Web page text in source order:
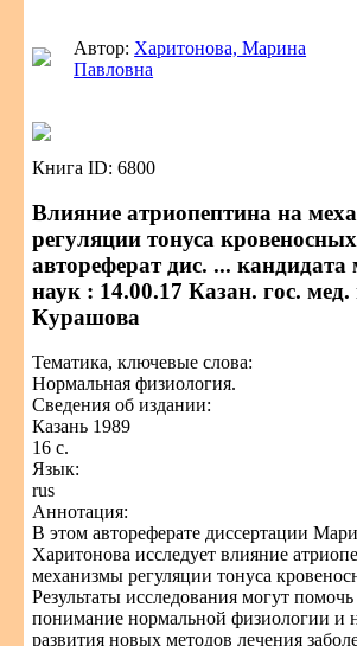
Автор: Харитонова, Марина
Павловна
Книга ID: 6800
Влияние атриопептина на
регуляции тонуса
автореферат дис. ... кандидата
наук : 14.00.17 Казан. гос.
Курашова
Тематика, ключевые слова:
Нормальная физиология.
Сведения об издании:
Казань 1989
16 с.
Язык:
rus
Аннотация:
В этом автореферате диссертации
Харитонова исследует влияние
механизмы регуляции тонуса
Результаты исследования могут
понимание нормальной физиологии и
развития новых методов лечения